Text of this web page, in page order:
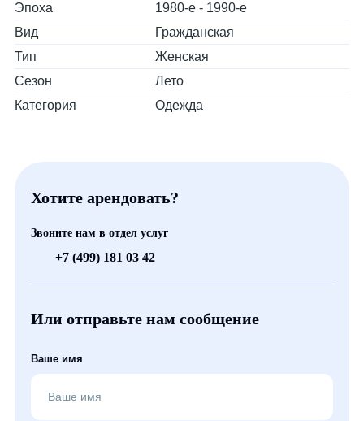
Эпоха
1980-е - 1990-е
Вид
Гражданская
Тип
Женская
Сезон
Лето
Категория
Одежда
Хотите арендовать?
Звоните нам в отдел услуг
+7 (499) 181 03 42
Или отправьте нам сообщение
Ваше имя